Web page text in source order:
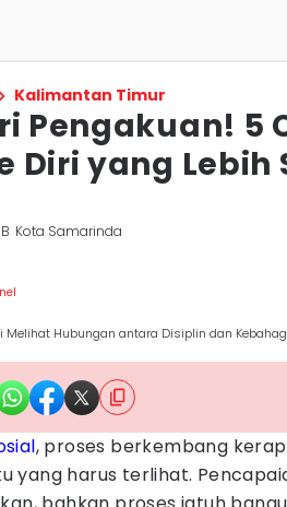
Kalimantan Timur
Pengakuan! 5
Diri yang Lebih
Kota Samarinda
Melihat Hubungan antara Disiplin dan
, proses berkembang
yang harus terlihat.